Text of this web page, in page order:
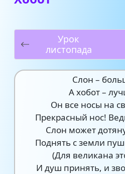
Урок
листопада
Слон –
А хобот –
Он все носы на
Прекрасный нос!
Слон может
Поднять с земли
(Для великана
И душ принять, и